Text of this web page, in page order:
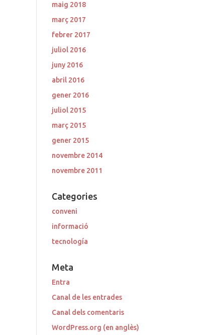
maig 2018
març 2017
febrer 2017
juliol 2016
juny 2016
abril 2016
gener 2016
juliol 2015
març 2015
gener 2015
novembre 2014
novembre 2011
Categories
conveni
informació
tecnología
Meta
Entra
Canal de les entrades
Canal dels comentaris
WordPress.org (en anglès)